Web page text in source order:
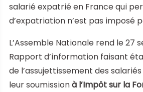
salarié expatrié en France qui
d’expatriation n’est pas imposé
L’Assemble Nationale rend le 27
Rapport d’information faisant
de l’assujettissement des
leur soumissionà l’Impôt sur la